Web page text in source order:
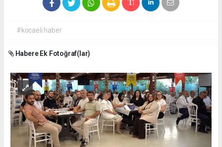
#kocaeli haber
Habere Ek Fotoğraf(lar)